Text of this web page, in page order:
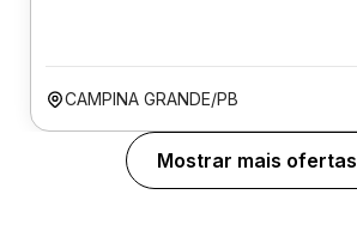
CAMPINA GRANDE/PB
Mostrar mais ofertas